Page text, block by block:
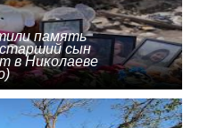
память
сын
в Николаеве